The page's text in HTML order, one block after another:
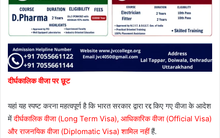
दीर्घकालिक वीजा पर छूट
यहां यह स्पष्ट करना महत्वपूर्ण है कि भारत सरकार द्वारा रद्द किए गए वीजा के आदेश
मेंदीर्घकालिक वीजा (Long Term Visa), आधिकारिक वीजा (Official Visa)
और राजनयिक वीजा (Diplomatic Visa) शामिल नहींहैं.